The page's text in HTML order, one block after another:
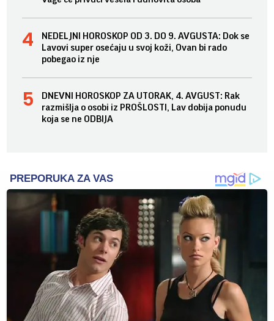
NEDELJNI HOROSKOP OD 3. DO 9. AVGUSTA: Dok se
Lavovi super osećaju u svoj koži, Ovan bi rado
pobegao iz nje
DNEVNI HOROSKOP ZA UTORAK, 4. AVGUST: Rak
razmišlja o osobi iz PROŠLOSTI, Lav dobija ponudu
koja se ne ODBIJA